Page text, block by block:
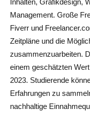
Inhalten, Grafikdesign,
Management. Große
Fiverr und
Zeitpläne und die
zusammenzuarbeiten.
einem geschätzten
2023. Studierende
Erfahrungen zu
nachhaltige